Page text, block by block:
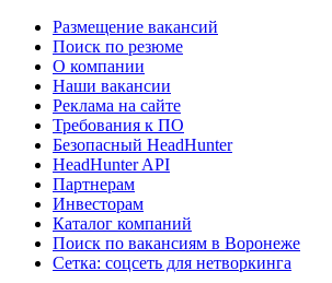
Размещение вакансий
Поиск по резюме
О компании
Наши вакансии
Реклама на сайте
Требования к ПО
Безопасный HeadHunter
HeadHunter API
Партнерам
Инвесторам
Каталог компаний
Поиск по вакансиям в Воронеже
Сетка: соцсеть для нетворкинга